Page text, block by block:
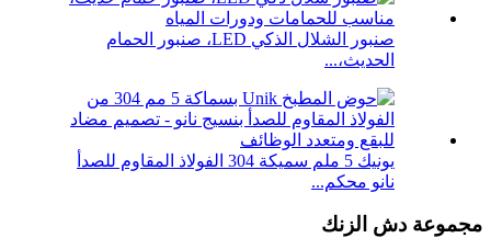
صنبور الشلال الذكي LED، صنبور الحمام
الحديث،...
يونيك 5 ملم سميكة 304 الفولاذ المقاوم للصدأ
نانو محكم...
مجموعة دش الزنك